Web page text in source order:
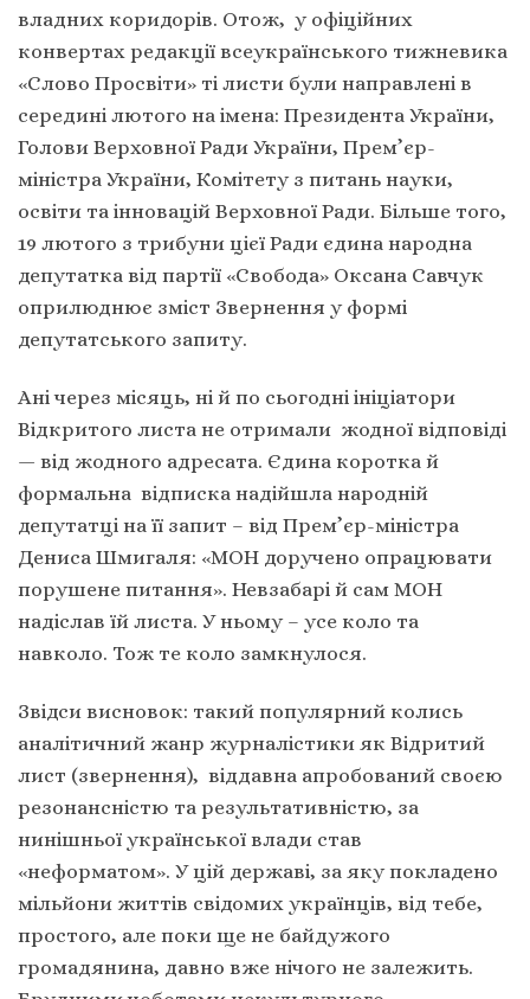
владних коридорів. Отож, у офіційних
конвертах редакції всеукраїнського тижневика
«Слово Просвіти» ті листи були направлені в
середині лютого на імена: Президента України,
Голови Верховної Ради України, Прем’єр-
міністра України, Комітету з питань науки,
освіти та інновацій Верховної Ради. Більше того,
19 лютого з трибуни цієї Ради єдина народна
депутатка від партії «Свобода» Оксана Савчук
оприлюднює зміст Звернення у формі
депутатського запиту.
Ані через місяць, ні й по сьогодні ініціатори
Відкритого листа не отримали жодної відповіді
— від жодного адресата. Єдина коротка й
формальна відписка надійшла народній
депутатці на її запит – від Прем’єр-міністра
Дениса Шмигаля: «МОН доручено опрацювати
порушене питання». Невзабарі й сам МОН
надіслав їй листа. У ньому – усе коло та
навколо. Тож те коло замкнулося.
Звідси висновок: такий популярний колись
аналітичний жанр журналістики як Відритий
лист (звернення), віддавна апробований своєю
резонансністю та результативністю, за
нинішньої української влади став
«неформатом». У цій державі, за яку покладено
мільйони життів свідомих українців, від тебе,
простого, але поки ще не байдужого
громадянина, давно вже нічого не залежить.